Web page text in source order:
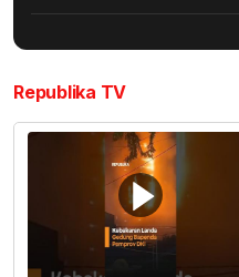
Republika TV